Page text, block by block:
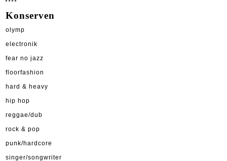
Konserven
olymp
electronik
fear no jazz
floorfashion
hard & heavy
hip hop
reggae/dub
rock & pop
punk/hardcore
singer/songwriter